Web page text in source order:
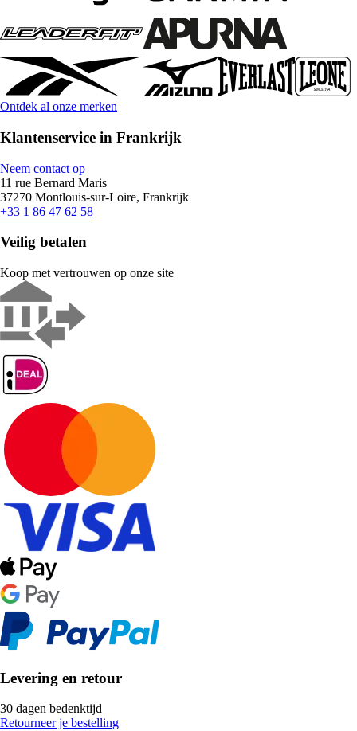
Ontdek al onze merken
Klantenservice in Frankrijk
Neem contact op
11 rue Bernard Maris
37270 Montlouis-sur-Loire, Frankrijk
+33 1 86 47 62 58
Veilig betalen
Koop met vertrouwen op onze site
Levering en retour
30 dagen bedenktijd
Retourneer je bestelling